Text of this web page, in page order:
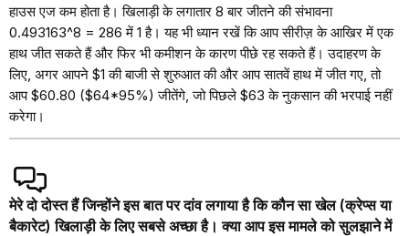
हाउस एज कम होता है। खिलाड़ी के लगातार 8 बार जीतने की संभावना
0.493163^8 = 286 में 1 है। यह भी ध्यान रखें कि आप सीरीज़ के आखिर में एक
हाथ जीत सकते हैं और फिर भी कमीशन के कारण पीछे रह सकते हैं। उदाहरण के
लिए, अगर आपने $1 की बाजी से शुरुआत की और आप सातवें हाथ में जीत गए, तो
आप $60.80 ($64*95%) जीतेंगे, जो पिछले $63 के नुकसान की भरपाई नहीं
करेगा।
मेरे दो दोस्त हैं जिन्होंने इस बात पर दांव लगाया है कि कौन सा खेल (क्रेप्स या
बैकारेट) खिलाड़ी के लिए सबसे अच्छा है। क्या आप इस मामले को सुलझाने में